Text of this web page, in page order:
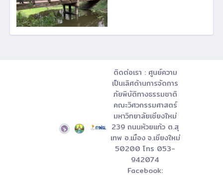
ติดต่อเรา : ศูนย์ความ
เป็นเลิศด้านการจัดการ
ภัยพิบัติทางธรรมชาติ
คณะวิศวกรรมศาสตร์
มหาวิทยาลัยเชียงใหม่
239 ถนนห้วยแก้ว ต.สุ
เทพ อ.เมือง จ.เชียงใหม่
50200 โทร 053-
942074
Facebook: